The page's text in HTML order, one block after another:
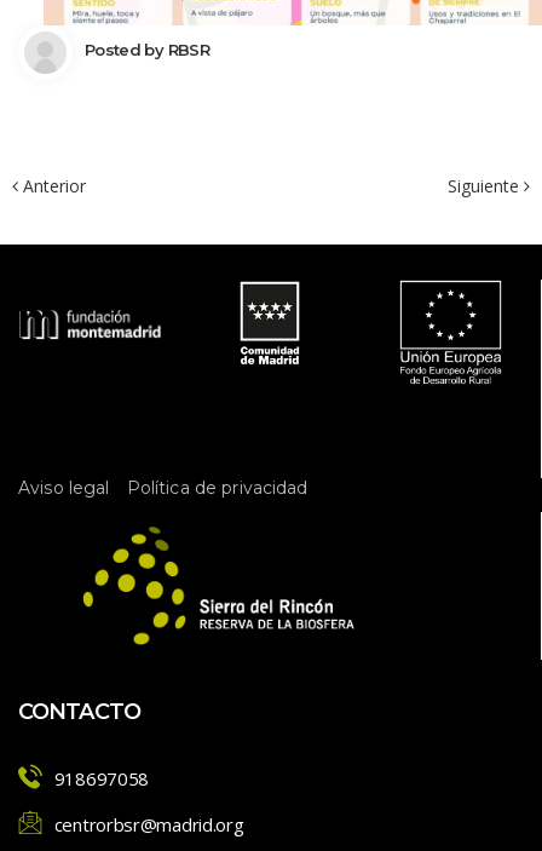
Posted by RBSR
Anterior Siguiente
Aviso legal Política de privacidad
CONTACTO
918697058
centrorbsr@madrid.org